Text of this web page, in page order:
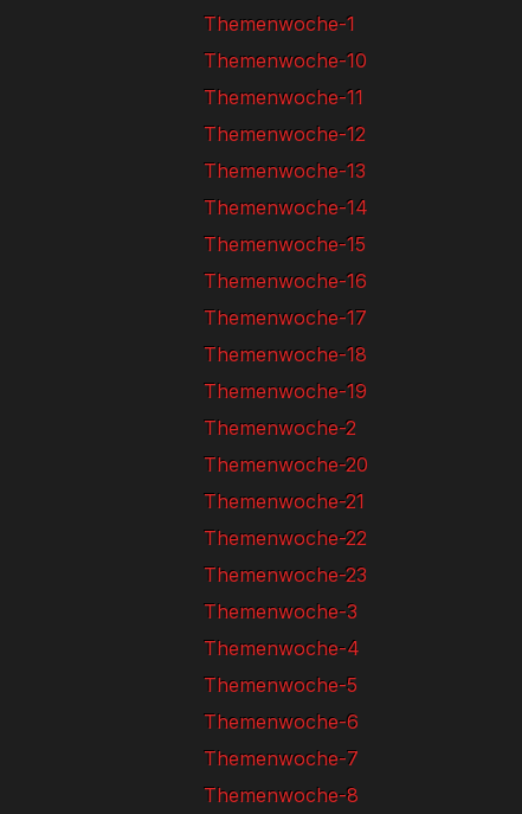
Themenwoche-1
Themenwoche-10
Themenwoche-11
Themenwoche-12
Themenwoche-13
Themenwoche-14
Themenwoche-15
Themenwoche-16
Themenwoche-17
Themenwoche-18
Themenwoche-19
Themenwoche-2
Themenwoche-20
Themenwoche-21
Themenwoche-22
Themenwoche-23
Themenwoche-3
Themenwoche-4
Themenwoche-5
Themenwoche-6
Themenwoche-7
Themenwoche-8